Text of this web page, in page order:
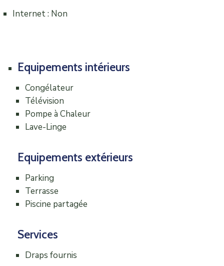
Internet : Non
Equipements intérieurs
Congélateur
Télévision
Pompe à Chaleur
Lave-Linge
Equipements extérieurs
Parking
Terrasse
Piscine partagée
Services
Draps fournis